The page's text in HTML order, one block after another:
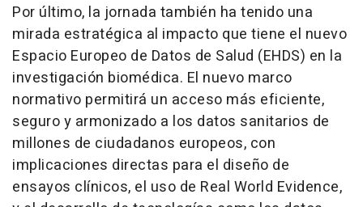
Por último, la jornada también ha tenido una
mirada estratégica al impacto que tiene el nuevo
Espacio Europeo de Datos de Salud (EHDS) en la
investigación biomédica. El nuevo marco
normativo permitirá un acceso más eficiente,
seguro y armonizado a los datos sanitarios de
millones de ciudadanos europeos, con
implicaciones directas para el diseño de
ensayos clínicos, el uso de Real World Evidence,